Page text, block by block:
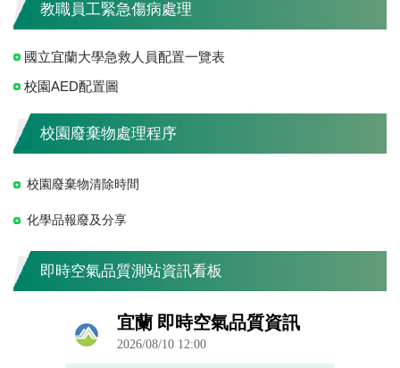
教職員工緊急傷病處理
國立宜蘭大學急救人員配置一覽表
校園AED配置圖
校園廢棄物處理程序
校園廢棄物清除時間
化學品報廢及分享
即時空氣品質測站資訊看板